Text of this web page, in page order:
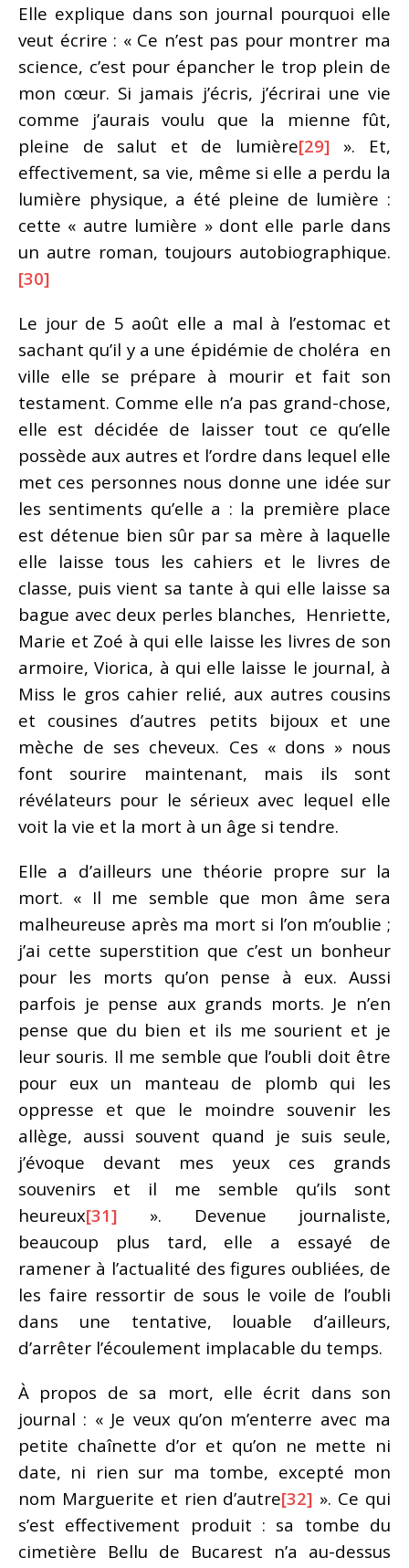
Elle explique dans son journal pourquoi elle
veut écrire : « Ce n’est pas pour montrer ma
science, c’est pour épancher le trop plein de
mon cœur. Si jamais j’écris, j’écrirai une vie
comme j’aurais voulu que la mienne fût,
pleine de salut et de lumière[29] ». Et,
effectivement, sa vie, même si elle a perdu la
lumière physique, a été pleine de lumière :
cette « autre lumière » dont elle parle dans
un autre roman, toujours autobiographique.
[30]
Le jour de 5 août elle a mal à l’estomac et
sachant qu’il y a une épidémie de choléra en
ville elle se prépare à mourir et fait son
testament. Comme elle n’a pas grand-chose,
elle est décidée de laisser tout ce qu’elle
possède aux autres et l’ordre dans lequel elle
met ces personnes nous donne une idée sur
les sentiments qu’elle a : la première place
est détenue bien sûr par sa mère à laquelle
elle laisse tous les cahiers et le livres de
classe, puis vient sa tante à qui elle laisse sa
bague avec deux perles blanches, Henriette,
Marie et Zoé à qui elle laisse les livres de son
armoire, Viorica, à qui elle laisse le journal, à
Miss le gros cahier relié, aux autres cousins
et cousines d’autres petits bijoux et une
mèche de ses cheveux. Ces « dons » nous
font sourire maintenant, mais ils sont
révélateurs pour le sérieux avec lequel elle
voit la vie et la mort à un âge si tendre.
Elle a d’ailleurs une théorie propre sur la
mort. « Il me semble que mon âme sera
malheureuse après ma mort si l’on m’oublie ;
j’ai cette superstition que c’est un bonheur
pour les morts qu’on pense à eux. Aussi
parfois je pense aux grands morts. Je n’en
pense que du bien et ils me sourient et je
leur souris. Il me semble que l’oubli doit être
pour eux un manteau de plomb qui les
oppresse et que le moindre souvenir les
allège, aussi souvent quand je suis seule,
j’évoque devant mes yeux ces grands
souvenirs et il me semble qu’ils sont
heureux[31] ». Devenue journaliste,
beaucoup plus tard, elle a essayé de
ramener à l’actualité des figures oubliées, de
les faire ressortir de sous le voile de l’oubli
dans une tentative, louable d’ailleurs,
d’arrêter l’écoulement implacable du temps.
À propos de sa mort, elle écrit dans son
journal : « Je veux qu’on m’enterre avec ma
petite chaînette d’or et qu’on ne mette ni
date, ni rien sur ma tombe, excepté mon
nom Marguerite et rien d’autre[32] ». Ce qui
s’est effectivement produit : sa tombe du
cimetière Bellu de Bucarest n’a au-dessus